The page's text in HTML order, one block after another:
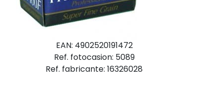
EAN: 4902520191472
Ref. fotocasion: 5089
Ref. fabricante: 16326028